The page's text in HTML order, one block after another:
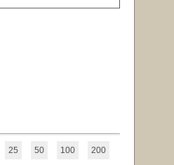
25 50 100 200